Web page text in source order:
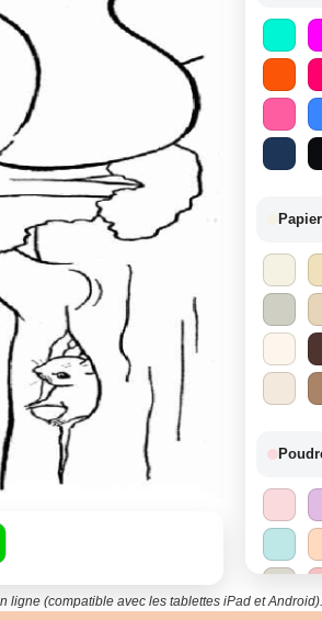
(compatible avec les tablettes iPad et Android).